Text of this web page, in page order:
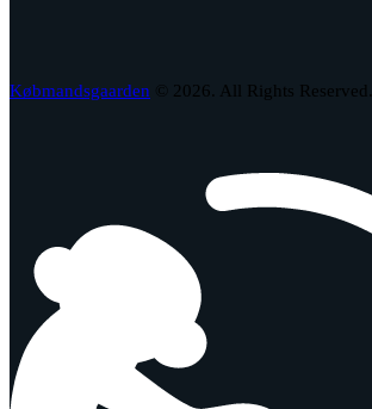
Købmandsgaarden © 2026. All Rights Reserved.